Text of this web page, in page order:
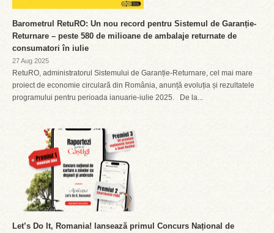
Barometrul RetuRO: Un nou record pentru Sistemul de Garanție-
Returnare – peste 580 de milioane de ambalaje returnate de
consumatori în iulie
27 Aug 2025
RetuRO, administratorul Sistemului de Garanție-Returnare, cel mai mare
proiect de economie circulară din România, anunță evoluția și rezultatele
programului pentru perioada ianuarie-iulie 2025. De la...
Let’s Do It, Romania! lansează primul Concurs Național de